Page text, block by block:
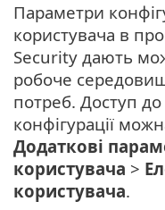
Параметри
користувача в
Security дають
робоче
потреб. Доступ
конфігурації
Додаткові
користувача >
користувача.